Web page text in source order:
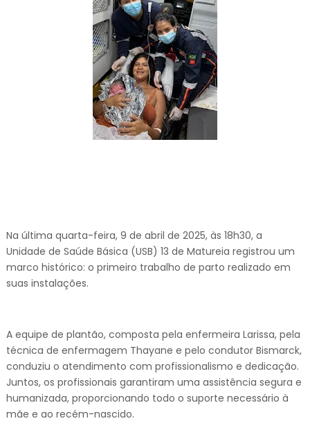
Na última quarta-feira, 9 de abril de 2025, às 18h30, a
Unidade de Saúde Básica (USB) 13 de Matureia registrou um
marco histórico: o primeiro trabalho de parto realizado em
suas instalações.
A equipe de plantão, composta pela enfermeira Larissa, pela
técnica de enfermagem Thayane e pelo condutor Bismarck,
conduziu o atendimento com profissionalismo e dedicação.
Juntos, os profissionais garantiram uma assistência segura e
humanizada, proporcionando todo o suporte necessário à
mãe e ao recém-nascido.